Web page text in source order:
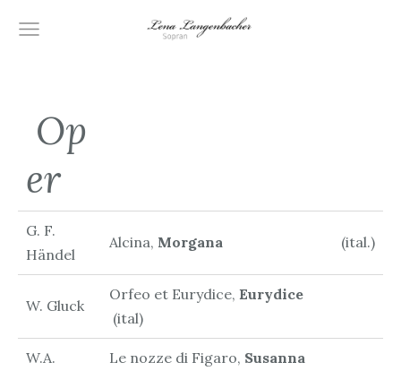
Op
er
G. F.
Händel
Alcina, Morgana (ital.)
W. Gluck
Orfeo et Eurydice, Eurydice
(ital)
W.A.
Le nozze di Figaro, Susanna